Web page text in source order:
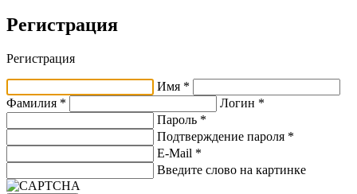
Регистрация
Регистрация
Имя *
Фамилия *
Логин *
Пароль *
Подтверждение пароля *
E-Mail *
Введите слово на картинке